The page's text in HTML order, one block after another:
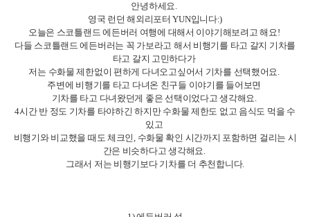
안녕하세요.
영국 런던 해외리포터 YUN입니다:)
오늘은 스코틀랜드 에든버러 여행에 대해서 이야기해보려고 해요!
다들 스코틀랜드 에든버러는 꼭 가보라고 해서 비행기를 타고 갈지 기차를
타고 갈지 고민하다가
저는 수화물 제한없이 편하게 다녀오고싶어서 기차를 선택했어요.
주변에 비행기를 타고 다녀온 친구들 이야기를 들어보면
기차를 타고 다녀왔던게 좋은 선택이었다고 생각해요.
4시간 반 정도 기차를 타야하긴 하지만 수화물 제한도 없고 음식도 먹을 수
있고
비행기와 비교했을 때도 체크인, 수화물 확인 시간까지 포함하면 걸리는 시
간은 비슷하다고 생각해요.
그래서 저는 비행기보다 기차를 더 추천합니다.